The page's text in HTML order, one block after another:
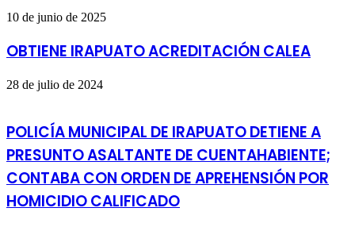
10 de junio de 2025
OBTIENE IRAPUATO ACREDITACIÓN CALEA
28 de julio de 2024
POLICÍA MUNICIPAL DE IRAPUATO DETIENE A
PRESUNTO ASALTANTE DE CUENTAHABIENTE;
CONTABA CON ORDEN DE APREHENSIÓN POR
HOMICIDIO CALIFICADO